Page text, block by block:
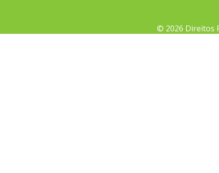
© 2026 Direitos